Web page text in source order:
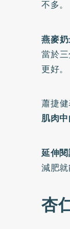
不多。
燕麥
當於
更好。
蕭捷
肌肉
延伸
減肥
杏